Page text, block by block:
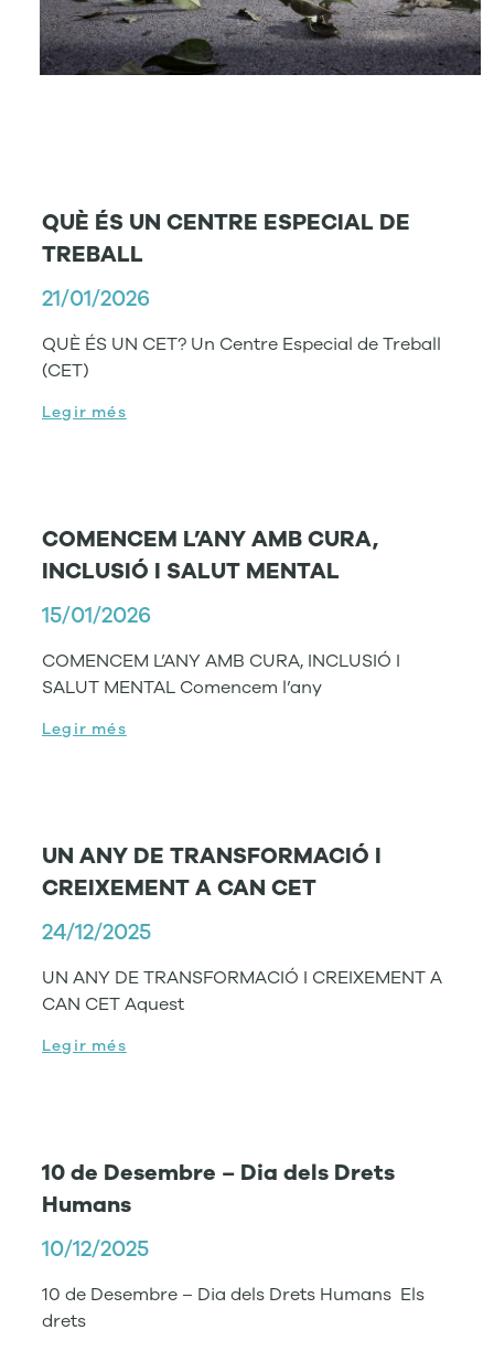
QUÈ ÉS UN CENTRE ESPECIAL DE
TREBALL
21/01/2026
QUÈ ÉS UN CET? Un Centre Especial de Treball
(CET)
Legir més
COMENCEM L’ANY AMB CURA,
INCLUSIÓ I SALUT MENTAL
15/01/2026
COMENCEM L’ANY AMB CURA, INCLUSIÓ I
SALUT MENTAL Comencem l’any
Legir més
UN ANY DE TRANSFORMACIÓ I
CREIXEMENT A CAN CET
24/12/2025
UN ANY DE TRANSFORMACIÓ I CREIXEMENT A
CAN CET Aquest
Legir més
10 de Desembre – Dia dels Drets
Humans
10/12/2025
10 de Desembre – Dia dels Drets Humans Els
drets